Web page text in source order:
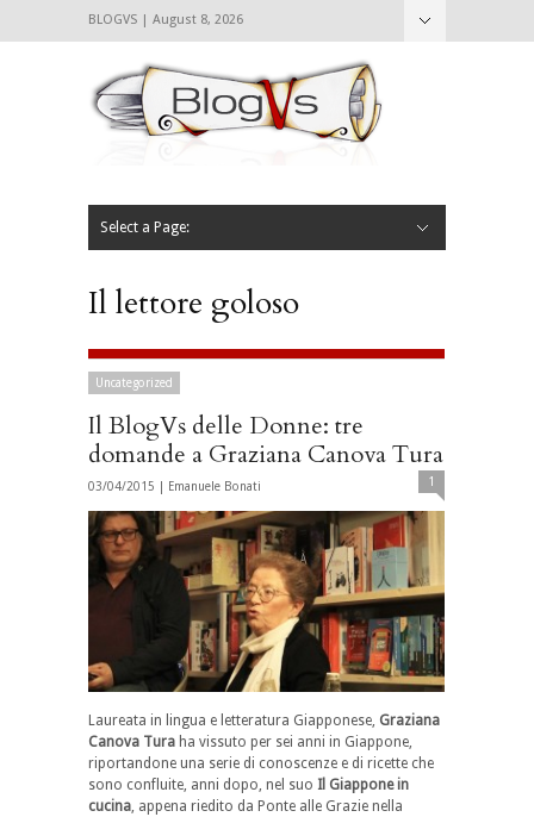
BLOGVS | August 8, 2026
Select a Page:
Il lettore goloso
Uncategorized
Il BlogVs delle Donne: tre
domande a Graziana Canova Tura
03/04/2015 | Emanuele Bonati 1
Laureata in lingua e letteratura Giapponese, Graziana
Canova Tura ha vissuto per sei anni in Giappone,
riportandone una serie di conoscenze e di ricette che
sono confluite, anni dopo, nel suo Il Giappone in
cucina, appena riedito da Ponte alle Grazie nella